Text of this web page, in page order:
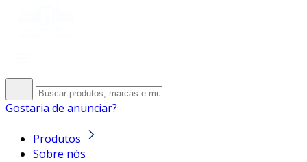
Gostaria de anunciar?
Produtos
Sobre nós